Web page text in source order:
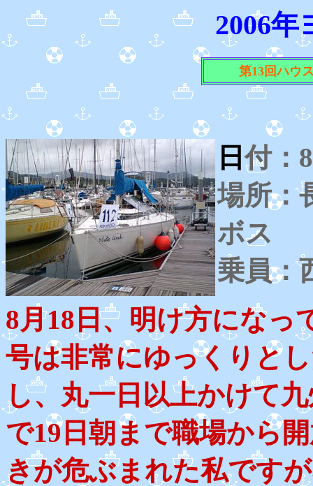
2006年
第13回ハウ
日付：
場所：
ボス
乗員：
8月18日、明け方になっ
号は非常にゆっくりと
し、丸一日以上かけて
で19日朝まで職場から
きが危ぶまれた私です